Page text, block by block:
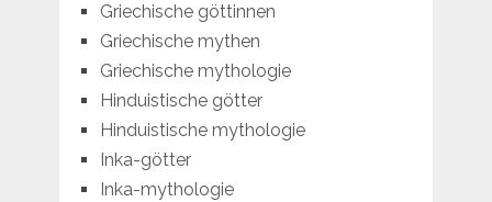
Griechische göttinnen
Griechische mythen
Griechische mythologie
Hinduistische götter
Hinduistische mythologie
Inka-götter
Inka-mythologie